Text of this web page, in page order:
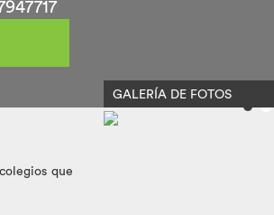
que
GALERÍA DE FOTOS